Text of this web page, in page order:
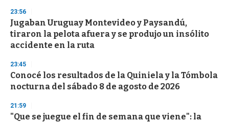
d
s
o
f
3
s
e
c
o
d
s
23:56
Jugaban Uruguay Montevideo y Paysandú,
tiraron la pelota afuera y se produjo un insólito
accidente en la ruta
23:45
Conocé los resultados de la Quiniela y la Tómbola
nocturna del sábado 8 de agosto de 2026
21:59
"Que se juegue el fin de semana que viene": la